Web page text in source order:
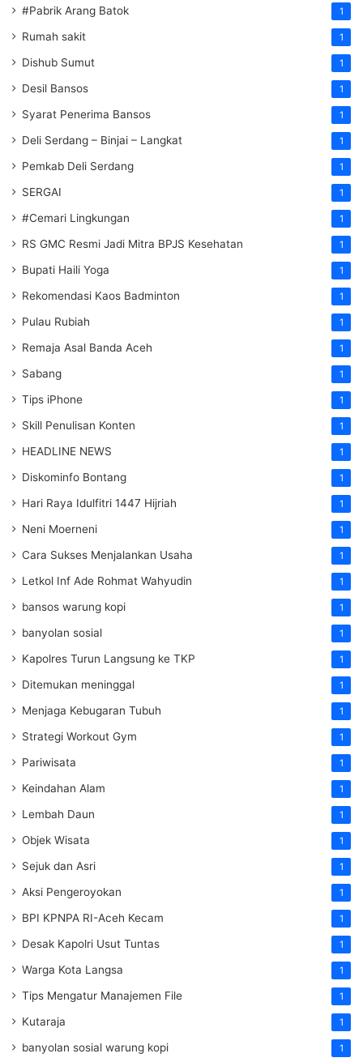
#Pabrik Arang Batok 1
Rumah sakit 1
Dishub Sumut 1
Desil Bansos 1
Syarat Penerima Bansos 1
Deli Serdang – Binjai – Langkat 1
Pemkab Deli Serdang 1
SERGAI 1
#Cemari Lingkungan 1
RS GMC Resmi Jadi Mitra BPJS Kesehatan 1
Bupati Haili Yoga 1
Rekomendasi Kaos Badminton 1
Pulau Rubiah 1
Remaja Asal Banda Aceh 1
Sabang 1
Tips iPhone 1
Skill Penulisan Konten 1
HEADLINE NEWS 1
Diskominfo Bontang 1
Hari Raya Idulfitri 1447 Hijriah 1
Neni Moerneni 1
Cara Sukses Menjalankan Usaha 1
Letkol Inf Ade Rohmat Wahyudin 1
bansos warung kopi 1
banyolan sosial 1
Kapolres Turun Langsung ke TKP 1
Ditemukan meninggal 1
Menjaga Kebugaran Tubuh 1
Strategi Workout Gym 1
Pariwisata 1
Keindahan Alam 1
Lembah Daun 1
Objek Wisata 1
Sejuk dan Asri 1
Aksi Pengeroyokan 1
BPI KPNPA RI-Aceh Kecam 1
Desak Kapolri Usut Tuntas 1
Warga Kota Langsa 1
Tips Mengatur Manajemen File 1
Kutaraja 1
banyolan sosial warung kopi 1